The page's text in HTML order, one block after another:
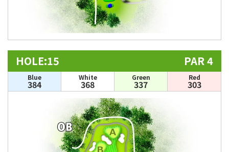
HOLE:15 PAR 4
Blue
384
White
368
Green
337
Red
303